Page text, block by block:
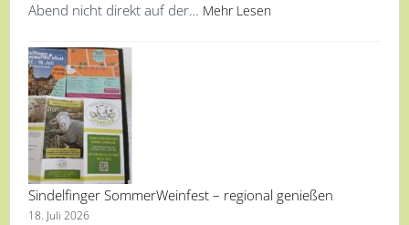
Abend nicht direkt auf der… Mehr Lesen
Sindelfinger SommerWeinfest – regional genießen
18. Juli 2026